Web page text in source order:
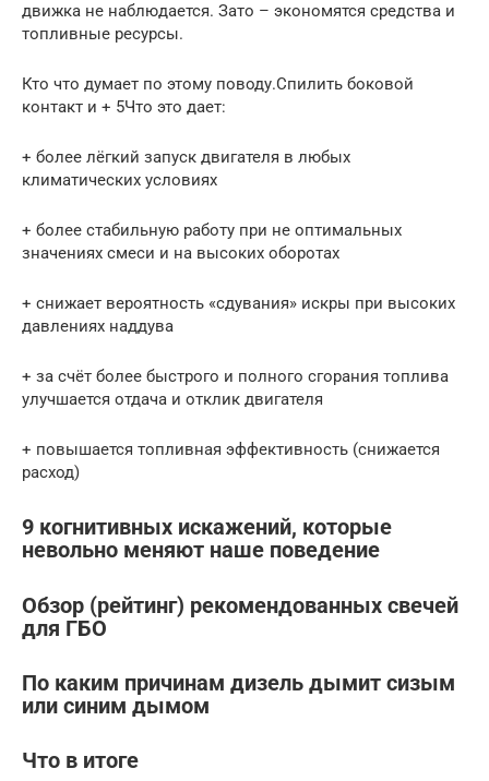
движка не наблюдается. Зато – экономятся средства и
топливные ресурсы.
Кто что думает по этому поводу.Спилить боковой
контакт и + 5Что это дает:
+ более лёгкий запуск двигателя в любых
климатических условиях
+ более стабильную работу при не оптимальных
значениях смеси и на высоких оборотах
+ снижает вероятность «сдувания» искры при высоких
давлениях наддува
+ за счёт более быстрого и полного сгорания топлива
улучшается отдача и отклик двигателя
+ повышается топливная эффективность (снижается
расход)
9 когнитивных искажений, которые
невольно меняют наше поведение
Обзор (рейтинг) рекомендованных свечей
для ГБО
По каким причинам дизель дымит сизым
или синим дымом
Что в итоге